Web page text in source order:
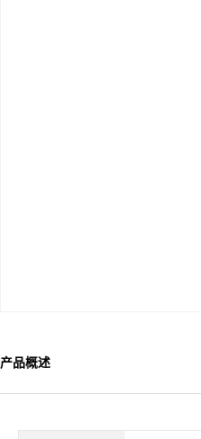
产品概述